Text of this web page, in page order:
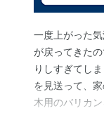
一度上がった
が戻ってきた
りしすぎてし
を見送って、
木用のバリカ